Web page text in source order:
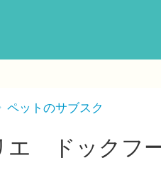
ペットのサブスク
エ ドックフ